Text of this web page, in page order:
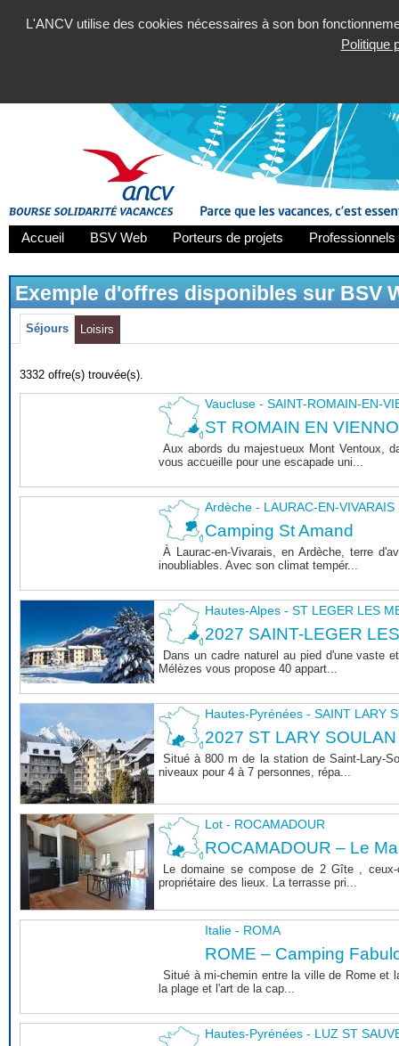
L'ANCV utilise des cookies nécessaires à son bon
Politique
Accueil BSV Web Porteurs de projets
Exemple d'offres disponibles sur BSV
Séjours Loisirs
3332 offre(s) trouvée(s).
Vaucluse - SAINT-ROMAIN-EN-
ST ROMAIN EN
Aux abords du majestueux Mont Ventoux,
vous accueille pour une escapade uni...
Ardèche - LAURAC-EN-VIVARAIS
Camping St Amand
À Laurac-en-Vivarais, en Ardèche, terre
inoubliables. Avec son climat tempér...
Hautes-Alpes - ST LEGER LES
2027 SAINT-LEGER
Dans un cadre naturel au pied d'une vaste
Mélèzes vous propose 40 appart...
Hautes-Pyrénées - SAINT LARY
2027 ST LARY SOULAN
Situé à 800 m de la station de Saint-Lary-
niveaux pour 4 à 7 personnes, répa...
Lot - ROCAMADOUR
ROCAMADOUR – Le
Le domaine se compose de 2 Gîte ,
propriétaire des lieux. La terrasse pri...
Italie - ROMA
ROME – Camping
Situé à mi-chemin entre la ville de Rome et
la plage et l'art de la cap...
Hautes-Pyrénées - LUZ ST